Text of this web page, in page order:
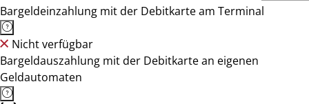
Bargeldeinzahlung mit der Debitkarte am Terminal
Nicht verfügbar
Bargeldauszahlung mit der Debitkarte an eigenen
Geldautomaten